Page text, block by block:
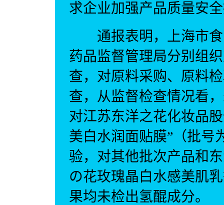
求企业加强产品质量安
通报表明，上海市食
药品监督管理局分别组
查，对原料采购、原料
查，从监督检查情况看
对江苏东洋之花化妆品
美白水润面贴膜”（批号
验，对其他批次产品和
の花玫瑰晶白水感美肌
果均未检出氢醌成分。